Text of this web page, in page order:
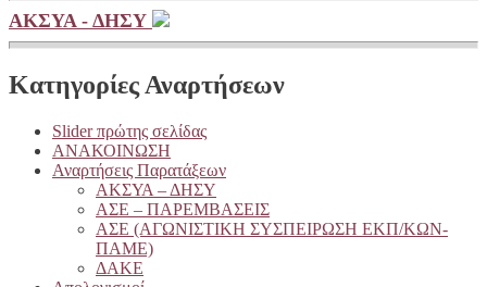
ΑΚΣΥΑ - ΔΗΣΥ
Κατηγορίες Αναρτήσεων
Slider πρώτης σελίδας
ΑΝΑΚΟΙΝΩΣΗ
Αναρτήσεις Παρατάξεων
ΑΚΣΥΑ – ΔΗΣΥ
ΑΣΕ – ΠΑΡΕΜΒΑΣΕΙΣ
ΑΣΕ (ΑΓΩΝΙΣΤΙΚΗ ΣΥΣΠΕΙΡΩΣΗ ΕΚΠ/ΚΩΝ-
ΠΑΜΕ)
ΔΑΚΕ